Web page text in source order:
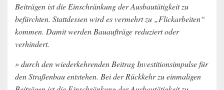
Beiträgen ist die Einschränkung der Ausbautätigkeit zu
befürchten. Stattdessen wird es vermehrt zu „Flickarbeiten“
kommen. Damit werden Bauaufträge reduziert oder
verhindert.
» durch den wiederkehrenden Beitrag Investitionsimpulse für
den Straßenbau entstehen. Bei der Rückkehr zu einmaligen